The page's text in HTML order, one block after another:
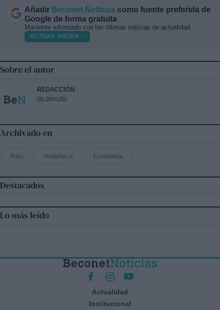
Añadir Beconet Noticias como fuente preferida de
Google de forma gratuita
Mantente informado con las últimas noticias de actualidad.
ACTIVAR AHORA
Sobre el autor
REDACCIÓN
Ver biografía
Archivado en
País Andalucía Economía
Destacados
Lo más leído
Actualidad
Institucional